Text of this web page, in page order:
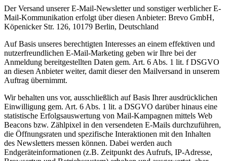
Der Versand unserer E-Mail-Newsletter und sonstiger werblicher E-
Mail-Kommunikation erfolgt über diesen Anbieter: Brevo GmbH,
Köpenicker Str. 126, 10179 Berlin, Deutschland
Auf Basis unseres berechtigten Interesses an einem effektiven und
nutzerfreundlichen E-Mail-Marketing geben wir Ihre bei der
Anmeldung bereitgestellten Daten gem. Art. 6 Abs. 1 lit. f DSGVO
an diesen Anbieter weiter, damit dieser den Mailversand in unserem
Auftrag übernimmt.
Wir behalten uns vor, ausschließlich auf Basis Ihrer ausdrücklichen
Einwilligung gem. Art. 6 Abs. 1 lit. a DSGVO darüber hinaus eine
statistische Erfolgsauswertung von Mail-Kampagnen mittels Web
Beacons bzw. Zählpixel in den versendeten E-Mails durchzuführen,
die Öffnungsraten und spezifische Interaktionen mit den Inhalten
des Newsletters messen können. Dabei werden auch
Endgeräteinformationen (z.B. Zeitpunkt des Aufrufs, IP-Adresse,